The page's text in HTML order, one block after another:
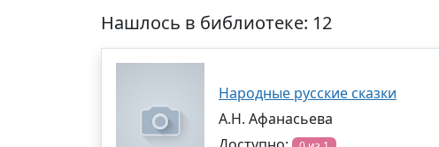
Нашлось в библиотеке: 12
Народные русские сказки
А.Н. Афанасьева